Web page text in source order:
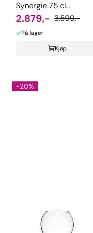
Synergie 75 cl
munnblåst, 6-pk
2.879,- 3.599,-
På lager
Kjøp
-20%